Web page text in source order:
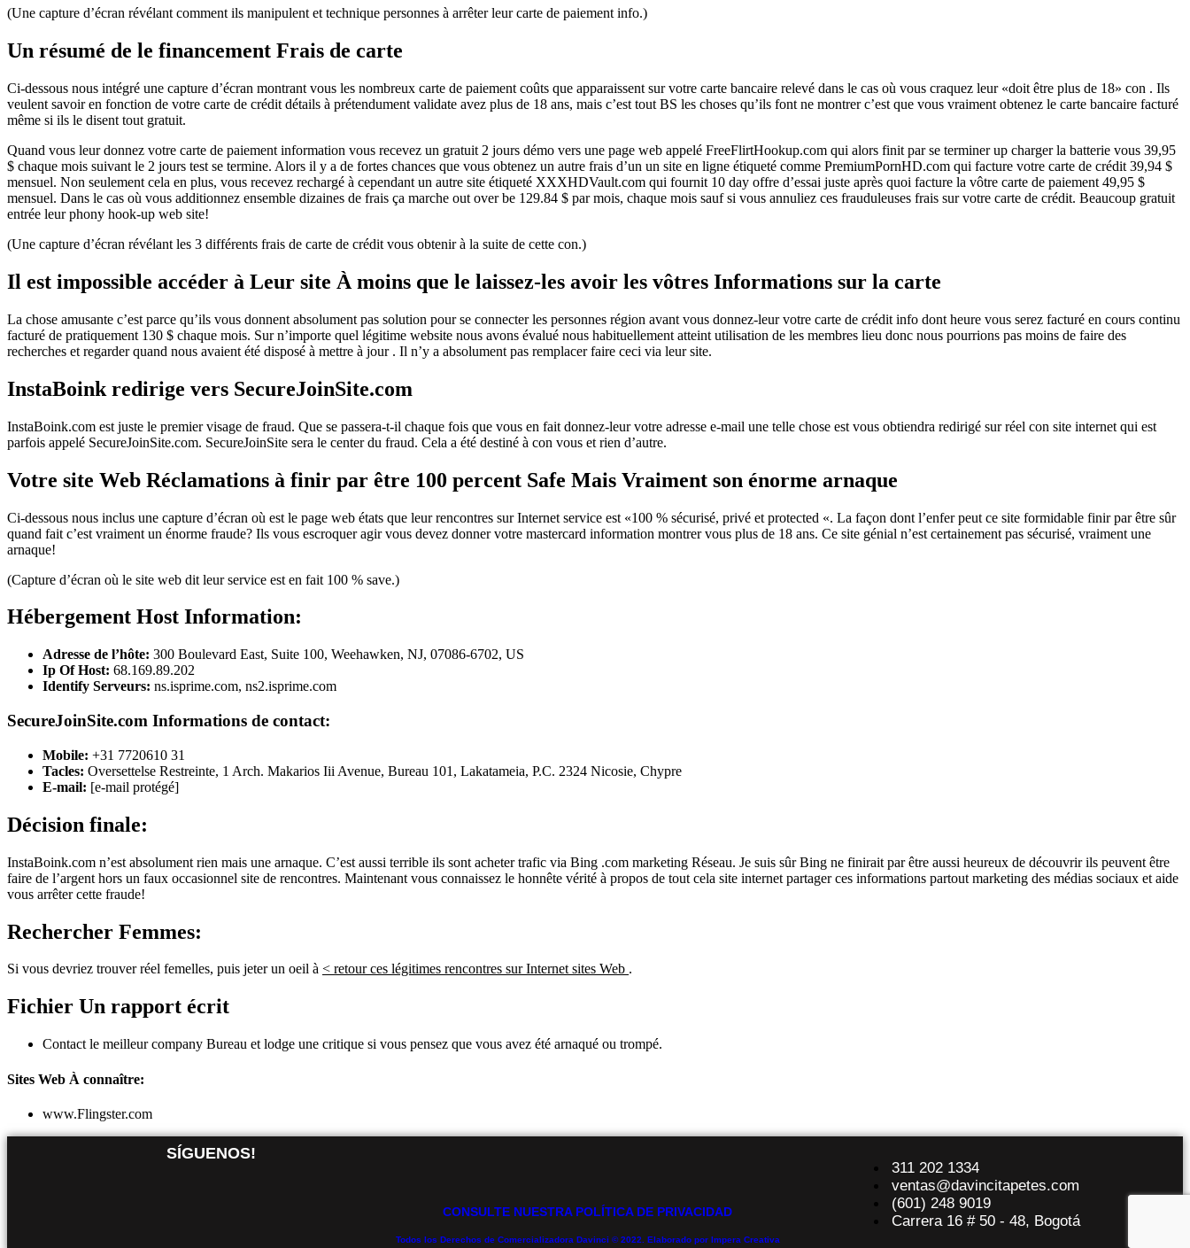
(Une capture d’écran révélant comment ils manipulent et technique personnes à arrêter leur carte de paiement info.)
Un résumé de le financement Frais de carte
Ci-dessous nous intégré une capture d’écran montrant vous les nombreux carte de paiement coûts que apparaissent sur votre carte bancaire relevé dans le cas où vous craquez leur «doit être plus de 18» con . Ils
veulent savoir en fonction de votre carte de crédit détails à prétendument validate avez plus de 18 ans, mais c’est tout BS les choses qu’ils font ne montrer c’est que vous vraiment obtenez le carte bancaire facturé
même si ils le disent tout gratuit.
Quand vous leur donnez votre carte de paiement information vous recevez un gratuit 2 jours démo vers une page web appelé FreeFlirtHookup.com qui alors finit par se terminer up charger la batterie vous 39,95
$ chaque mois suivant le 2 jours test se termine. Alors il y a de fortes chances que vous obtenez un autre frais d’un un site en ligne étiqueté comme PremiumPornHD.com qui facture votre carte de crédit 39,94 $
mensuel. Non seulement cela en plus, vous recevez rechargé à cependant un autre site étiqueté XXXHDVault.com qui fournit 10 day offre d’essai juste après quoi facture la vôtre carte de paiement 49,95 $
mensuel. Dans le cas où vous additionnez ensemble dizaines de frais ça marche out over be 129.84 $ par mois, chaque mois sauf si vous annuliez ces frauduleuses frais sur votre carte de crédit. Beaucoup gratuit
entrée leur phony hook-up web site!
(Une capture d’écran révélant les 3 différents frais de carte de crédit vous obtenir à la suite de cette con.)
Il est impossible accéder à Leur site À moins que le laissez-les avoir les vôtres Informations sur la carte
La chose amusante c’est parce qu’ils vous donnent absolument pas solution pour se connecter les personnes région avant vous donnez-leur votre carte de crédit info dont heure vous serez facturé en cours continu
facturé de pratiquement 130 $ chaque mois. Sur n’importe quel légitime website nous avons évalué nous habituellement atteint utilisation de les membres lieu donc nous pourrions pas moins de faire des
recherches et regarder quand nous avaient été disposé à mettre à jour . Il n’y a absolument pas remplacer faire ceci via leur site.
InstaBoink redirige vers SecureJoinSite.com
InstaBoink.com est juste le premier visage de fraud. Que se passera-t-il chaque fois que vous en fait donnez-leur votre adresse e-mail une telle chose est vous obtiendra redirigé sur réel con site internet qui est
parfois appelé SecureJoinSite.com. SecureJoinSite sera le center du fraud. Cela a été destiné à con vous et rien d’autre.
Votre site Web Réclamations à finir par être 100 percent Safe Mais Vraiment son énorme arnaque
Ci-dessous nous inclus une capture d’écran où est le page web états que leur rencontres sur Internet service est «100 % sécurisé, privé et protected «. La façon dont l’enfer peut ce site formidable finir par être sûr
quand fait c’est vraiment un énorme fraude? Ils vous escroquer agir vous devez donner votre mastercard information montrer vous plus de 18 ans. Ce site génial n’est certainement pas sécurisé, vraiment une
arnaque!
(Capture d’écran où le site web dit leur service est en fait 100 % save.)
Hébergement Host Information:
Adresse de l’hôte: 300 Boulevard East, Suite 100, Weehawken, NJ, 07086-6702, US
Ip Of Host: 68.169.89.202
Identify Serveurs: ns.isprime.com, ns2.isprime.com
SecureJoinSite.com Informations de contact:
Mobile: +31 7720610 31
Tacles: Oversettelse Restreinte, 1 Arch. Makarios Iii Avenue, Bureau 101, Lakatameia, P.C. 2324 Nicosie, Chypre
E-mail: [e-mail protégé]
Décision finale:
InstaBoink.com n’est absolument rien mais une arnaque. C’est aussi terrible ils sont acheter trafic via Bing .com marketing Réseau. Je suis sûr Bing ne finirait par être aussi heureux de découvrir ils peuvent être
faire de l’argent hors un faux occasionnel site de rencontres. Maintenant vous connaissez le honnête vérité à propos de tout cela site internet partager ces informations partout marketing des médias sociaux et aide
vous arrêter cette fraude!
Rechercher Femmes:
Si vous devriez trouver réel femelles, puis jeter un oeil à < retources légitimes rencontres sur Internet sites Web .
Fichier Un rapport écrit
Contact le meilleur company Bureau et lodge une critique si vous pensez que vous avez été arnaqué ou trompé.
Sites Web À connaître:
www.Flingster.com
SÍGUENOS!
CONSULTE NUESTRA POLÍTICA DE PRIVACIDAD
Todos los Derechos de Comercializadora Davinci © 2022. Elaborado por Impera Creativa
311 202 1334
ventas@davincitapetes.com
(601) 248 9019
Carrera 16 # 50 - 48, Bogotá